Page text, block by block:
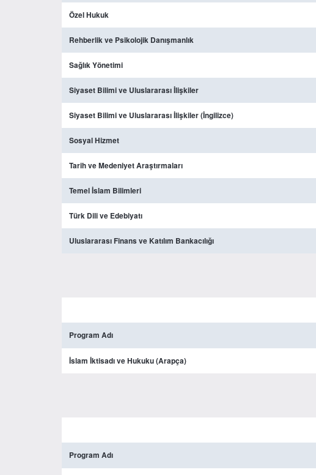
Özel Hukuk
Rehberlik ve Psikolojik Danışmanlık
Sağlık Yönetimi
Siyaset Bilimi ve Uluslararası İlişkiler
Siyaset Bilimi ve Uluslararası İlişkiler (İngilizce)
Sosyal Hizmet
Tarih ve Medeniyet Araştırmaları
Temel İslam Bilimleri
Türk Dili ve Edebiyatı
Uluslararası Finans ve Katılım Bankacılığı
Program Adı
İslam İktisadı ve Hukuku (Arapça)
Program Adı